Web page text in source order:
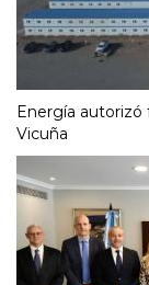
Energía autorizó
Vicuña